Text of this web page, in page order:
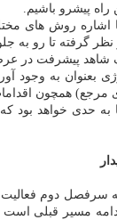
راه پیشرو باشیم.
نظر گرفته تا رو به
شاهد پیشرفت در
بعنوان به
مرجع) همچون
حدی خواهد بود
دوم فعالیت
مسیر قبلی است و